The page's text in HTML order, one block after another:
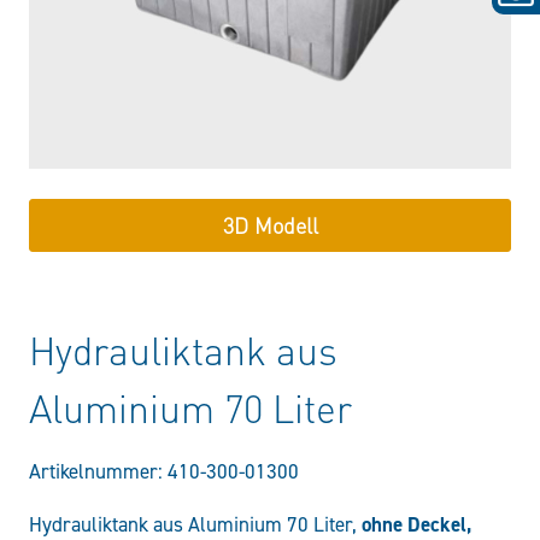
3D Modell
Hydrauliktank aus
Aluminium 70 Liter
Artikelnummer: 410-300-01300
Hydrauliktank aus Aluminium 70 Liter, ohne Deckel,